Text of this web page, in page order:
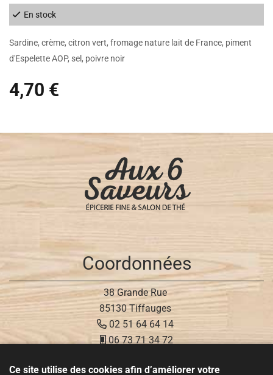
En stock
Sardine, crème, citron vert, fromage nature lait de France, piment
d'Espelette AOP, sel, poivre noir
4,70 €
Coordonnées
38 Grande Rue
85130 Tiffauges
02 51 64 64 14
06 73 71 34 72
Ce site utilise des cookies afin d’améliorer votre